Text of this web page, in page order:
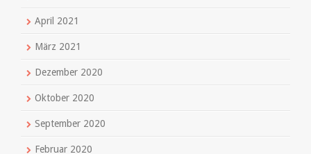
April 2021
März 2021
Dezember 2020
Oktober 2020
September 2020
Februar 2020